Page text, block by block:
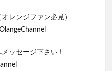
レンジファン必見）
ッセージ下さい！